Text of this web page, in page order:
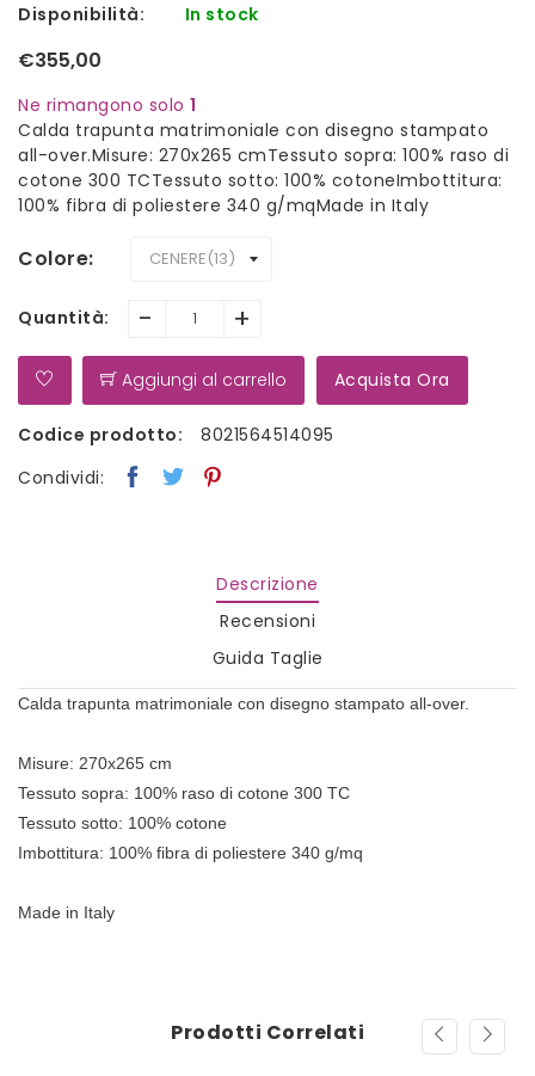
Disponibilità: In stock
€355,00
Ne rimangono solo 1
Calda trapunta matrimoniale con disegno stampato
all-over.Misure: 270x265 cmTessuto sopra: 100% raso di
cotone 300 TCTessuto sotto: 100% cotoneImbottitura:
100% fibra di poliestere 340 g/mqMade in Italy
Colore
Quantità: - +
Aggiungi al carrello Acquista Ora
Codice prodotto:
8021564514095
Condividi:
Descrizione
Recensioni
Guida Taglie
Calda trapunta matrimoniale con disegno stampato all-over.
Misure: 270x265 cm
Tessuto sopra: 100% raso di cotone 300 TC
Tessuto sotto: 100% cotone
Imbottitura: 100% fibra di poliestere 340 g/mq
Made in Italy
Prodotti Correlati